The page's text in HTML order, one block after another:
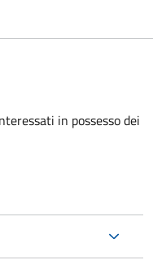
in possesso dei